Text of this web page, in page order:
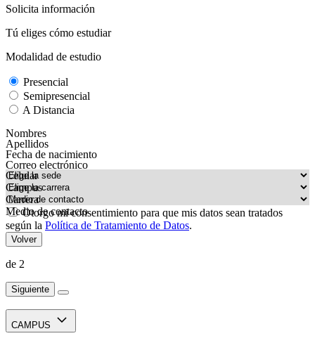
Solicita información
Tú eliges cómo estudiar
Modalidad de estudio
Presencial
Semipresencial
A Distancia
Nombres
Apellidos
Fecha de nacimiento
Correo electrónico
Celular
Campus
Carrera
Medio de contacto
Otorgo mi consentimiento para que mis datos sean tratados
según la Política de Tratamiento de Datos.
Volver
de 2
Siguiente
CAMPUS